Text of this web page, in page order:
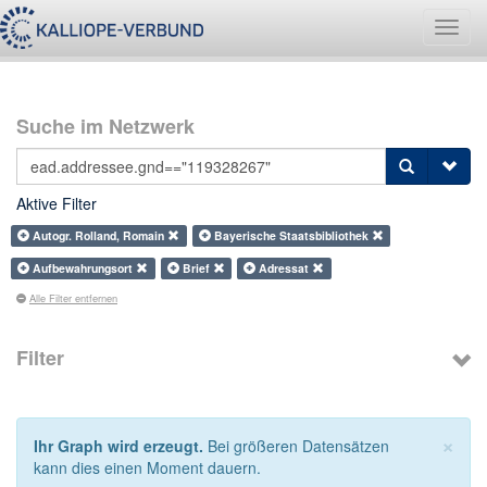
Suche im Netzwerk
Aktive Filter
Autogr. Rolland, Romain
Bayerische Staatsbibliothek
Aufbewahrungsort
Brief Adressat
Alle Filter entfernen
Filter
×
Ihr Graph wird erzeugt. Bei größeren Datensätzen
kann dies einen Moment dauern.